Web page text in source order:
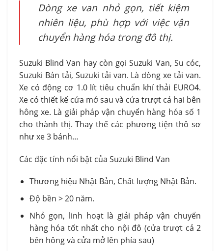
Dòng xe van nhỏ gọn, tiết kiệm
nhiên liệu, phù hợp với việc vận
chuyển hàng hóa trong đô thị.
Suzuki Blind Van hay còn gọi Suzuki Van, Su cóc,
Suzuki Bán tải, Suzuki tải van. Là dòng xe tải van.
Xe có động cơ 1.0 lít tiêu chuẩn khí thải EURO4.
Xe có thiết kế cửa mở sau và cửa trượt cả hai bên
hông xe. Là giải pháp vận chuyển hàng hóa số 1
cho thành thị. Thay thế các phương tiện thô sơ
như xe 3 bánh…
Các đặc tính nổi bật của Suzuki Blind Van
Thương hiệu Nhật Bản, Chất lượng Nhật Bản.
Độ bền > 20 năm.
Nhỏ gọn, linh hoạt là giải pháp vận chuyển
hàng hóa tốt nhất cho nội đô (cửa trượt cả 2
bên hông và cửa mở lên phía sau)